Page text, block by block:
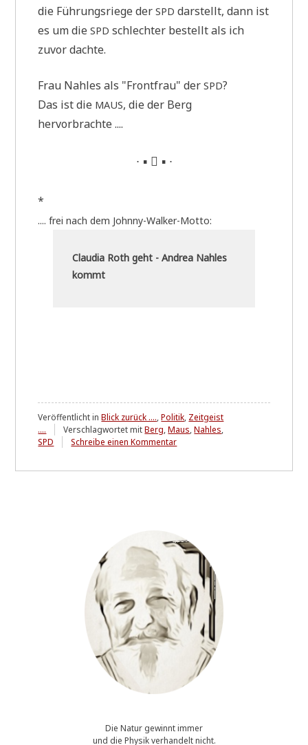
die Füh­rungs­rie­ge derSPD dar­stellt, dann ist
es um dieSPD schlech­ter bestellt als ich
zuvor dachte.
Frau Nah­les als "Front­frau" derSPD?
Das ist die MAUS, die der Berg
hervorbrachte ....
∙ ▪  ▪ ∙
*
.... frei nach dem Johnny-Walker-Motto:
Clau­dia Roth geht - Andrea Nah­les
kommt
Veröffentlicht inBlick zurück ....,Politik, Zeitgeist
....
Verschlagwortet mitBerg,Maus,Nahles,
SPD
Schreibe einen Kommentarzu
eine
Maus!
Die Natur gewinnt immer
und die Physik verhandelt nicht.